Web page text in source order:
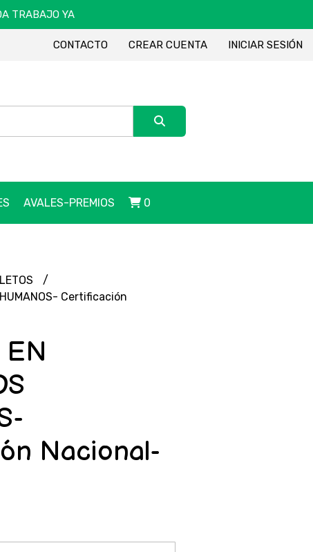
TRABAJO YA
CONTACTO CREAR CUENTA INICIAR SESIÓN
AVALES-PREMIOS 0
HUMANOS- Certificación
EN
Nacional-